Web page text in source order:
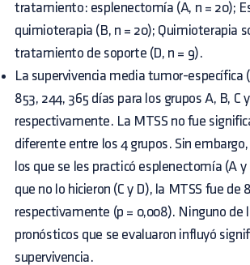
tratamiento: esplenectomía (A, n = 20);
quimioterapia (B, n = 20); Quimioterapia
tratamiento de soporte (D, n = 9).
La supervivencia media tumor-específica
853, 244, 365 días para los grupos A, B, C
respectivamente. La MTSS no fue
diferente entre los 4 grupos. Sin
los que se les practicó esplenectomía (A
que no lo hicieron (C y D), la MTSS fue de
respectivamente (p = 0,008). Ninguno de
pronósticos que se evaluaron influyó
supervivencia.